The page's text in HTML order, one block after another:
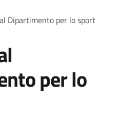
Dipartimento per lo sport
per lo